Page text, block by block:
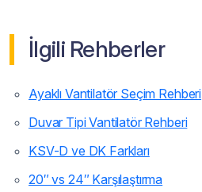
İlgili Rehberler
Ayaklı Vantilatör Seçim Rehberi
Duvar Tipi Vantilatör Rehberi
KSV-D ve DK Farkları
20″ vs 24″ Karşılaştırma